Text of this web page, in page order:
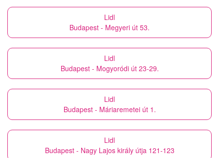
Lidl
Budapest - Megyeri út 53.
Lidl
Budapest - Mogyoródi út 23-29.
Lidl
Budapest - Máriaremetei út 1.
Lidl
Budapest - Nagy Lajos király útja 121-123